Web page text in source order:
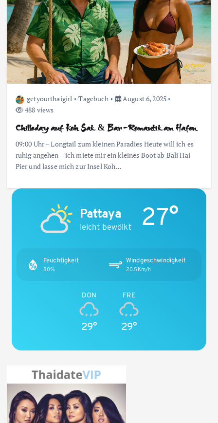
getyourthaigirl Tagebuch
August 6, 2025
488 views
Chilleday auf Koh Sak & Bar-Romantik am Hafen
09:00 Uhr – Longtail zum kleinen Paradies Heute will ich es
ruhig angehen – ich miete mir ein kleines Boot ab Bali Hai
Pier und lasse mich zur Insel Koh…
Pattaya
leicht bewölkt 27°
Feuchtigkeit
80%
Windgeschwindigkeit
20.5Km/h
DON
29°
FRE
29°